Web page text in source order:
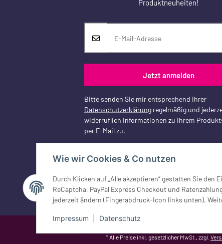
Wie wir Cookies & Co nutzen
Durch Klicken auf „Alle akzeptieren“ gestatten Sie den
ReCaptcha, PayPal Express Checkout und
jederzeit ändern (Fingerabdruck-Icon links unten).
Impressum Datenschutz
Produktneuheiten!
Jetzt anmelden
Bitte senden Sie mir entsprechend Ihrer
Datenschutzerklärung regelmäßig und
widerruflich Informationen zu Ihrem
per E-Mail zu.
Vertrag widerrufen
* Alle Preise inkl. gesetzlicher MwSt., zzgl.